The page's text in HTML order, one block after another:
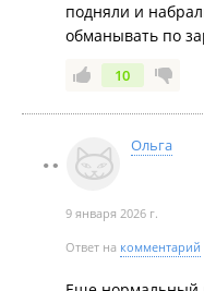
подняли и
обманывать по
10
Ольга
9 января 2026 г.
Ответ на комментарий